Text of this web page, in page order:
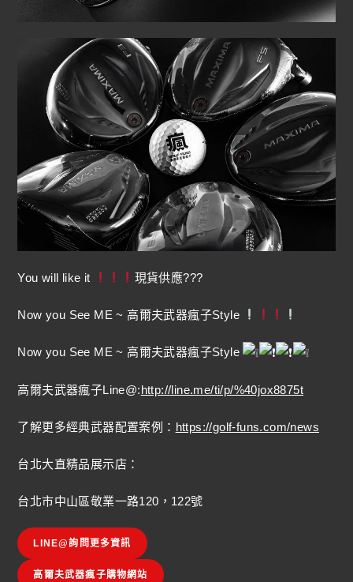
You will like it 現貨供應???
Now you See ME ~ 高爾夫武器瘋子Style
Now you See ME ~ 高爾夫武器瘋子Style
高爾夫武器瘋子Line@:http://line.me/ti/p/%40jox8875t
了解更多經典武器配置案例： https://golf-funs.com/news
台北大直精品展示店：
台北市中山區敬業一路120，122號
LINE@詢問更多資訊
高爾夫武器瘋子購物網站